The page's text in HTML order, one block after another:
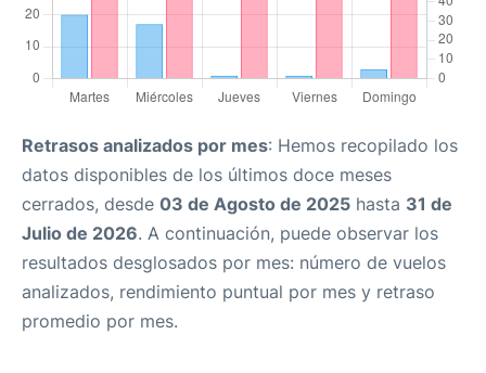
Retrasos analizados por mes: Hemos recopilado los
datos disponibles de los últimos doce meses
cerrados, desde 03 de Agosto de 2025 hasta 31 de
Julio de 2026. A continuación, puede observar los
resultados desglosados por mes: número de vuelos
analizados, rendimiento puntual por mes y retraso
promedio por mes.